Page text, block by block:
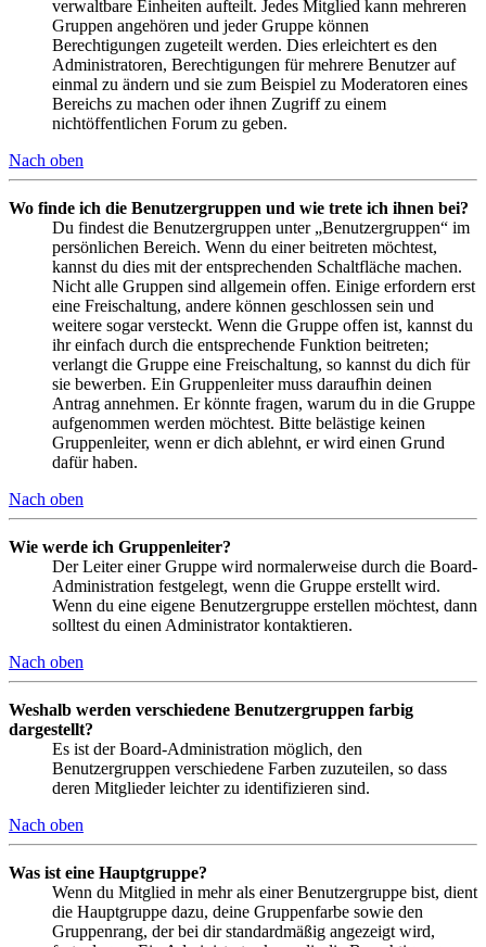
verwaltbare Einheiten aufteilt. Jedes Mitglied kann mehreren
Gruppen angehören und jeder Gruppe können
Berechtigungen zugeteilt werden. Dies erleichtert es den
Administratoren, Berechtigungen für mehrere Benutzer auf
einmal zu ändern und sie zum Beispiel zu Moderatoren eines
Bereichs zu machen oder ihnen Zugriff zu einem
nichtöffentlichen Forum zu geben.
Nach oben
Wo finde ich die Benutzergruppen und wie trete ich ihnen bei?
Du findest die Benutzergruppen unter „Benutzergruppen“ im
persönlichen Bereich. Wenn du einer beitreten möchtest,
kannst du dies mit der entsprechenden Schaltfläche machen.
Nicht alle Gruppen sind allgemein offen. Einige erfordern erst
eine Freischaltung, andere können geschlossen sein und
weitere sogar versteckt. Wenn die Gruppe offen ist, kannst du
ihr einfach durch die entsprechende Funktion beitreten;
verlangt die Gruppe eine Freischaltung, so kannst du dich für
sie bewerben. Ein Gruppenleiter muss daraufhin deinen
Antrag annehmen. Er könnte fragen, warum du in die Gruppe
aufgenommen werden möchtest. Bitte belästige keinen
Gruppenleiter, wenn er dich ablehnt, er wird einen Grund
dafür haben.
Nach oben
Wie werde ich Gruppenleiter?
Der Leiter einer Gruppe wird normalerweise durch die Board-
Administration festgelegt, wenn die Gruppe erstellt wird.
Wenn du eine eigene Benutzergruppe erstellen möchtest, dann
solltest du einen Administrator kontaktieren.
Nach oben
Weshalb werden verschiedene Benutzergruppen farbig
dargestellt?
Es ist der Board-Administration möglich, den
Benutzergruppen verschiedene Farben zuzuteilen, so dass
deren Mitglieder leichter zu identifizieren sind.
Nach oben
Was ist eine Hauptgruppe?
Wenn du Mitglied in mehr als einer Benutzergruppe bist, dient
die Hauptgruppe dazu, deine Gruppenfarbe sowie den
Gruppenrang, der bei dir standardmäßig angezeigt wird,